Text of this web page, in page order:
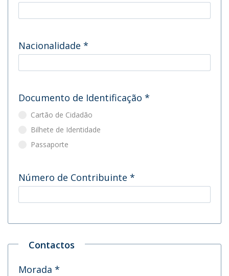
Nacionalidade *
Documento de Identificação *
Cartão de Cidadão
Bilhete de Identidade
Passaporte
Número de Contribuinte *
Contactos
Morada *